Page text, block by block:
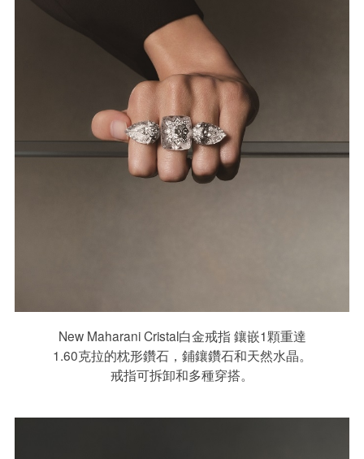
New Maharani Cristal白金戒指 鑲嵌1顆重達
1.60克拉的枕形鑽石，鋪鑲鑽石和天然水晶。
戒指可拆卸和多種穿搭。